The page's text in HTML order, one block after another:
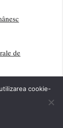
de
Media Ultimul
cookie-